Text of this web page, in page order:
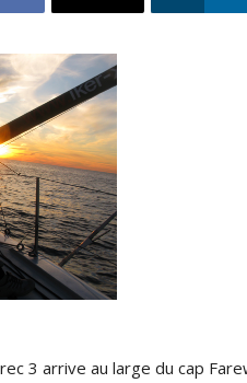
3 arrive au large du cap